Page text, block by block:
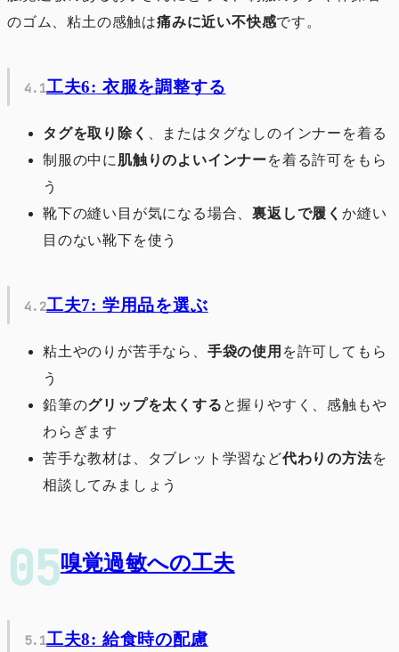
のゴム、粘土の感触は痛みに近い不快感です。
工夫6: 衣服を調整する
タグを取り除く
、またはタグなしのインナーを着る
制服の中に 肌触りのよいインナーを着る許可をもら
う
靴下の縫い目が気になる場合、裏返しで履くか縫い
目のない靴下を使う
工夫7: 学用品を選ぶ
粘土やのりが苦手なら、 手袋の使用 を許可してもら
う
鉛筆のグリップを太くする と握りやすく、感触もや
わらぎます
苦手な教材は、タブレット学習など代わりの方法を
相談してみましょう
嗅覚過敏への工夫
工夫8: 給食時の配慮